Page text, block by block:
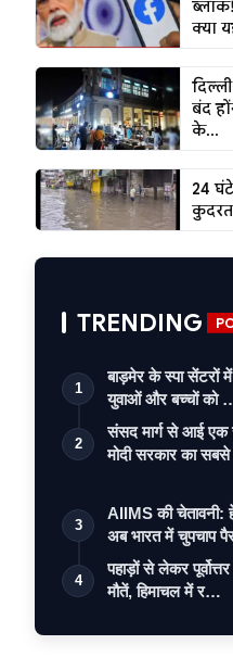
क्या
बंद
के...
24
कुदरत
TRENDING
1
बाड़मेर के स्पा सेंटरों
युवाओं और बच्चों को
2
संसद मार्ग से आई एक
मोदी सरकार का
3
AIIMS की चेतावनी:
अब भारत में चुपचाप
4
पहाड़ों से लेकर
मौतें, हिमाचल में र…